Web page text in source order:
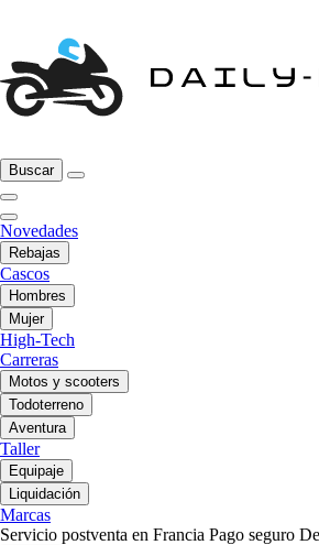
Buscar
Novedades
Rebajas
Cascos
Hombres
Mujer
High-Tech
Carreras
Motos y scooters
Todoterreno
Aventura
Taller
Equipaje
Liquidación
Marcas
Servicio postventa en Francia Pago seguro